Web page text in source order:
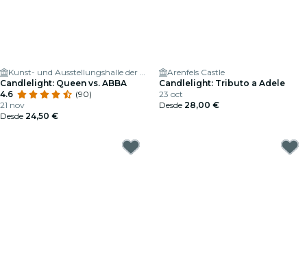
Kunst- und Ausstellungshalle der Bundesrepublik Deutschland
Candlelight: Queen vs. ABBA
4.6
(90)
21 nov
Desde 24,50 €
Arenfels Castle
Candlelight: Tributo a Adele
23 oct
Desde 28,00 €